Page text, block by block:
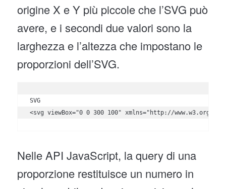
origine X e Y più piccole che l’SVG può
avere, e i secondi due valori sono la
larghezza e l’altezza che impostano le
proporzioni dell’SVG.
SVG
<svg viewBox="0 0 300 100" xmlns="http://www.w3.org/
Nelle API JavaScript, la query di una
proporzione restituisce un numero in